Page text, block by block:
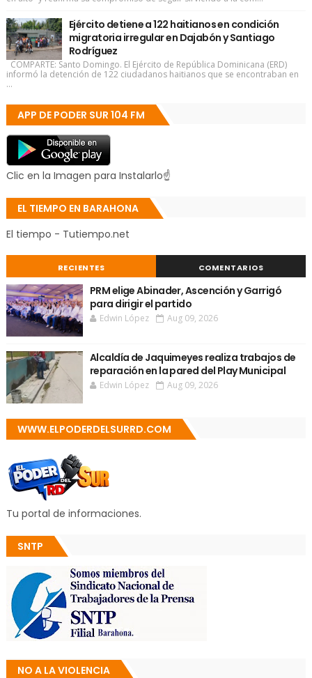
Ejército detiene a 122 haitianos en condición
migratoria irregular en Dajabón y Santiago
Rodríguez
COMPARTE: Santo Domingo. El Ejército de República Dominicana (ERD)
informó la detención de 122 ciudadanos haitianos que se encontraban en
...
APP DE PODER SUR 104 FM
Clic en la Imagen para Instalarlo☝
EL TIEMPO EN BARAHONA
El tiempo - Tutiempo.net
RECIENTES COMENTARIOS
PRM elige Abinader, Ascención y Garrigó
para dirigir el partido
Edwin López Aug 09, 2026
Alcaldía de Jaquimeyes realiza trabajos de
reparación en la pared del Play Municipal
Edwin López Aug 09, 2026
WWW.ELPODERDELSURRD.COM
Tu portal de informaciones.
SNTP
NO A LA VIOLENCIA